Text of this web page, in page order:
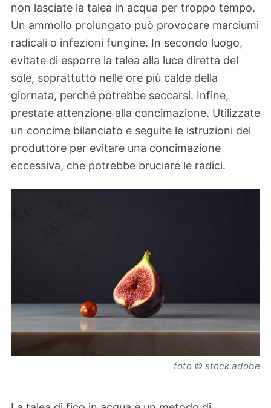
non lasciate la talea in acqua per troppo tempo.
Un ammollo prolungato può provocare marciumi
radicali o infezioni fungine. In secondo luogo,
evitate di esporre la talea alla luce diretta del
sole, soprattutto nelle ore più calde della
giornata, perché potrebbe seccarsi. Infine,
prestate attenzione alla concimazione. Utilizzate
un concime bilanciato e seguite le istruzioni del
produttore per evitare una concimazione
eccessiva, che potrebbe bruciare le radici.
foto © stock.adobe